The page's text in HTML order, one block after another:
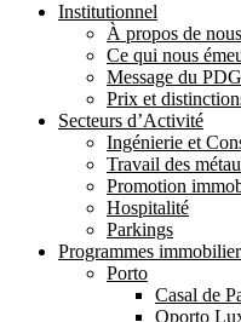
Institutionnel
À propos de nous
Ce qui nous
Message du PDG
Prix et
Secteurs d’Activité
Ingénierie et
Travail des
Promotion
Hospitalité
Parkings
Programmes
Porto
Casal de
Oporto